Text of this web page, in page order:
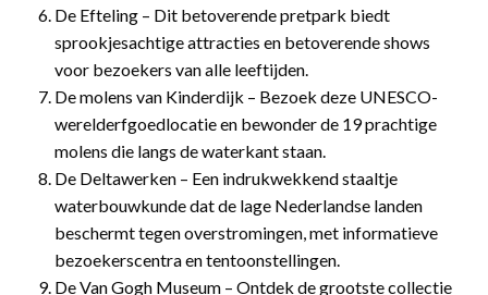
De Efteling – Dit betoverende pretpark biedt
sprookjesachtige attracties en betoverende shows
voor bezoekers van alle leeftijden.
De molens van Kinderdijk – Bezoek deze UNESCO-
werelderfgoedlocatie en bewonder de 19 prachtige
molens die langs de waterkant staan.
De Deltawerken – Een indrukwekkend staaltje
waterbouwkunde dat de lage Nederlandse landen
beschermt tegen overstromingen, met informatieve
bezoekerscentra en tentoonstellingen.
De Van Gogh Museum – Ontdek de grootste collectie